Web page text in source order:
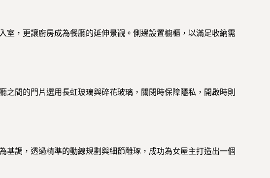
，更讓廚房成為餐廳的延伸景觀。側邊設置櫥櫃，以滿足收納需
間的門片選用長虹玻璃與碎花玻璃，關閉時保障隱私，開啟時則
調，透過精準的動線規劃與細節雕琢，成功為女屋主打造出一個